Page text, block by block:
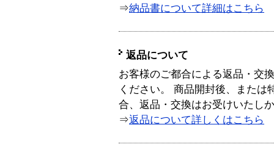
⇒納品書について詳細はこちら
返品について
お客様のご都合による返品・交
ください。 商品開封後、または
合、返品・交換はお受けいたし
⇒返品について詳しくはこちら